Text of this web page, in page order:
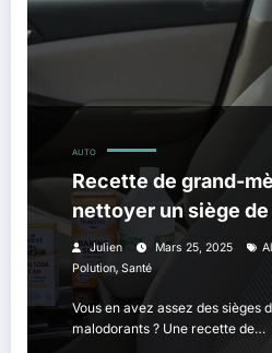
AUTO
Recette de grand-
nettoyer un siège
Julien Mars 25, 2025
Polution, Santé
Vous en avez assez des sièges
malodorants ? Une recette de…